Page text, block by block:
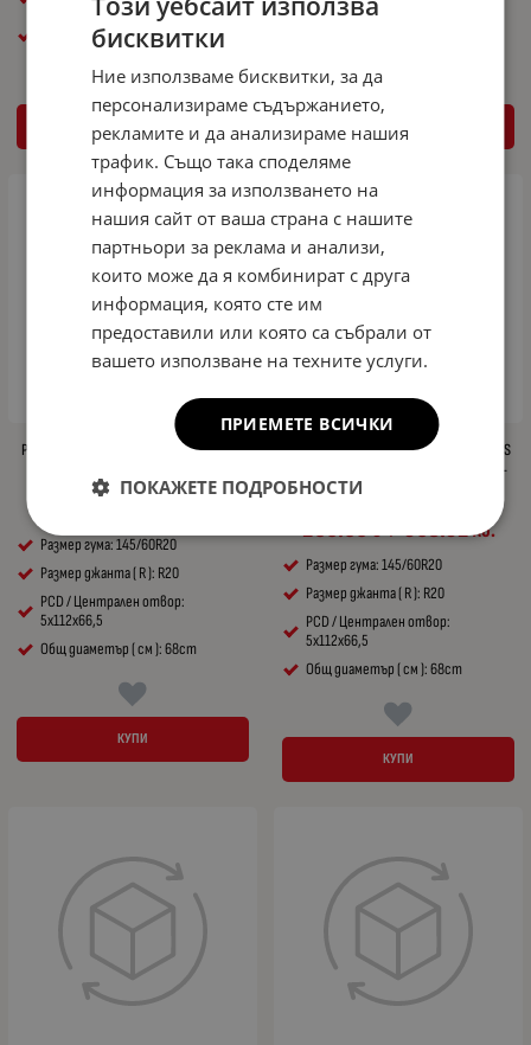
Общ диаметър ( см ): 65cm
5x112x66,5
Резервна гума патерица за MERCEDES
Размер гума: 145/60R20
Размер джанта ( R ): R20
PCD / Централен отвор:
5x112x66,5
Общ диаметър ( см ): 68cm
КУПИ
Резервна гума патерица за MERCEDES
S-CLASS C217 Coupe R20 5x112x66,5 -
260.00€ / 508.52лв.
Размер гума: 145/60R20
Размер джанта ( R ): R20
PCD / Централен отвор:
5x112x66,5
Общ диаметър ( см ): 68cm
КУПИ
бисквитки
Ние използваме бисквитки, за да
персонализираме съдържанието,
рекламите и да анализираме нашия
трафик. Също така споделяме
информация за използването на
нашия сайт от ваша страна с нашите
партньори за реклама и анализи,
които може да я комбинират с друга
информация, която сте им
предоставили или която са събрали от
вашето използване на техните услуги.
ПРИЕМЕТЕ ВСИЧКИ
ПОКАЖЕТЕ ПОДРОБНОСТИ